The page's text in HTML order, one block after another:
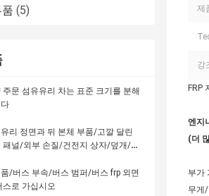
(5)
주문 섬유유리 차는 표준 크기를 분해
리 정면과 뒤 본체 부품/고깔 달린
패널/외부 손질/건전지 상자/덮개/엔
/버스 부속/버스 범퍼/버스 frp 외면
스로 가십시오
제
강
FRP
엔지
(더
부가
무게